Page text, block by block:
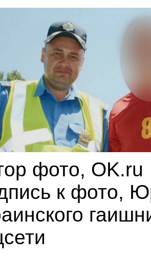
фото, OK.ru
к фото,